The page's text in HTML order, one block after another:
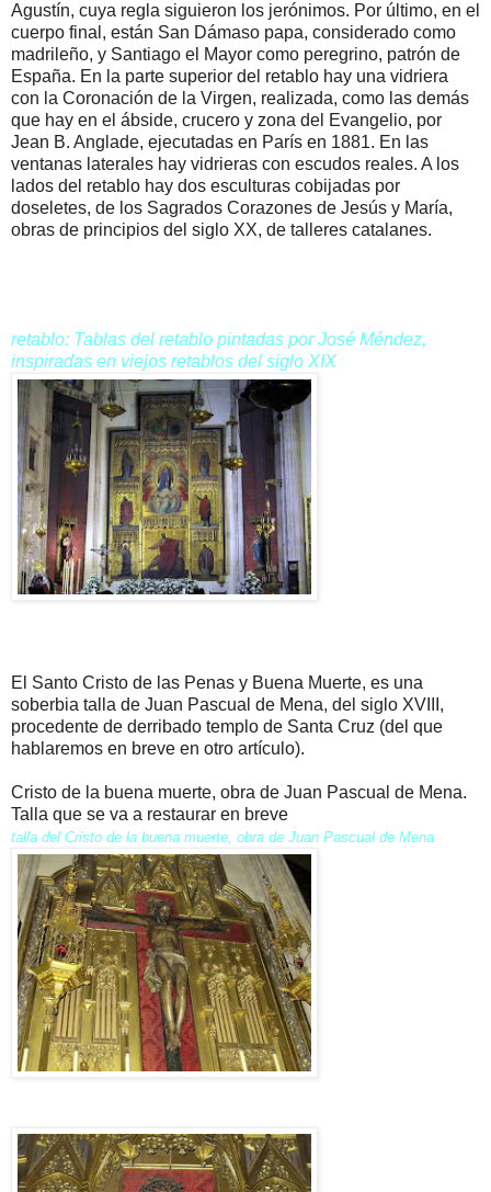
Agustín, cuya regla siguieron los jerónimos. Por último, en el
cuerpo final, están San Dámaso papa, considerado como
madrileño, y Santiago el Mayor como peregrino, patrón de
España. En la parte superior del retablo hay una vidriera
con la Coronación de la Virgen, realizada, como las demás
que hay en el ábside, crucero y zona del Evangelio, por
Jean B. Anglade, ejecutadas en París en 1881. En las
ventanas laterales hay vidrieras con escudos reales. A los
lados del retablo hay dos esculturas cobijadas por
doseletes, de los Sagrados Corazones de Jesús y María,
obras de principios del siglo XX, de talleres catalanes.
retablo: Tablas del retablo pintadas por José Méndez,
inspiradas en viejos retablos del siglo XIX
El Santo Cristo de las Penas y Buena Muerte, es una
soberbia talla de Juan Pascual de Mena, del siglo XVIII,
procedente de derribado templo de Santa Cruz (del que
hablaremos en breve en otro artículo).
Cristo de la buena muerte, obra de Juan Pascual de Mena.
Talla que se va a restaurar en breve
talla del Cristo de la buena muerte, obra de Juan Pascual de Mena